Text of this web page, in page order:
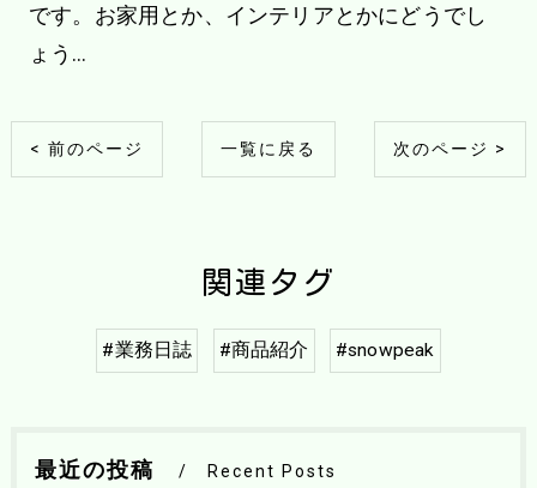
です。お家用とか、インテリアとかにどうでし
ょう…
< 前のページ 一覧に戻る 次のページ >
関連タグ
#業務日誌 #商品紹介 #snowpeak
最近の投稿 Recent Posts